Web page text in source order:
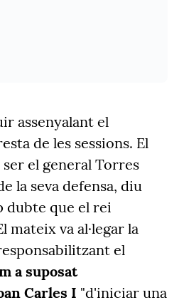
assenyalant el
de les sessions. El
el general Torres
la seva defensa, diu
dubte que el rei
mateix va al·legar la
el
a suposat
Carles I "d'iniciar una